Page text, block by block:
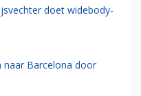
doet widebody-
naar Barcelona door